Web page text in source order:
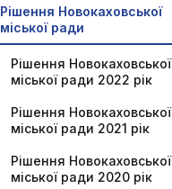
Рішення Новокаховської
міської ради
Рішення Новокаховської
міської ради 2022 рік
Рішення Новокаховської
міської ради 2021 рік
Рішення Новокаховської
міської ради 2020 рік